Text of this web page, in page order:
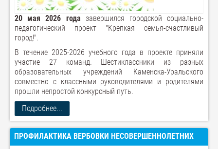
20 мая 2026 года завершился городской социально-
педагогический проект "Крепкая семья-счастливый
город!".
В течение 2025-2026 учебного года в проекте приняли
участие 27 команд. Шестиклассники из разных
образовательных учреждений Каменска-Уральского
совместно с классными руководителями и родителями
прошли непростой конкурсный путь.
Подробнее...
ПРОФИЛАКТИКА ВЕРБОВКИ НЕСОВЕРШЕННОЛЕТНИХ